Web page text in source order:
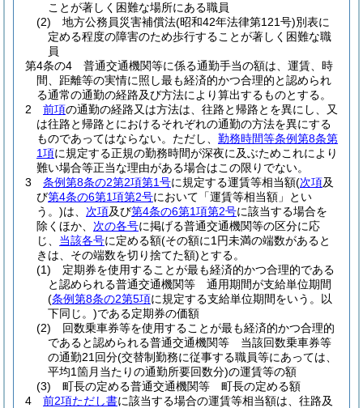
ことが著しく困難な場所にある職員
(2)
地方公務員災害補償法(昭和42年法律第121号)別表に
定める程度の障害のため歩行することが著しく困難な職
員
第4条の4
普通交通機関等に係る通勤手当の額は、運賃、時
間、距離等の実情に照し最も経済的かつ合理的と認められ
る通常の通勤の経路及び方法により算出するものとする。
2
前項の通勤の経路又は方法は、往路と帰路とを異にし、又
は往路と帰路とにおけるそれぞれの通勤の方法を異にする
ものであってはならない。 ただし、 勤務時間等条例第8条第
1項に規定する正規の勤務時間が深夜に及ぶためこれにより
難い場合等正当な理由がある場合はこの限りでない。
3
条例第8条の2第2項第1号に規定する運賃等相当額(次項及
び第4条の6第1項第2号において「運賃等相当額」とい
う。)は、 次項及び第4条の6第1項第2号に該当する場合を
除くほか、 次の各号に掲げる普通交通機関等の区分に応
じ、 当該各号に定める額(その額に1円未満の端数があると
きは、その端数を切り捨てた額)とする。
(1)
定期券を使用することが最も経済的かつ合理的である
と認められる普通交通機関等 通用期間が支給単位期間
(条例第8条の2第5項に規定する支給単位期間をいう。以
下同じ。)である定期券の価額
(2)
回数乗車券等を使用することが最も経済的かつ合理的
であると認められる普通交通機関等 当該回数乗車券等
の通勤21回分(交替制勤務に従事する職員等にあっては、
平均1箇月当たりの通勤所要回数分)の運賃等の額
(3)
町長の定める普通交通機関等 町長の定める額
4
前2項ただし書に該当する場合の運賃等相当額は、往路及